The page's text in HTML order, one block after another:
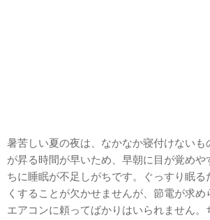
暑苦しい夏の夜は、なかなか寝付けないも
が昇る時間が早いため、早朝に目が覚めや
ちに睡眠が不足しがちです。ぐっすり眠る
くすることが欠かせませんが、節電が求め
エアコンに頼ってばかりはいられません。